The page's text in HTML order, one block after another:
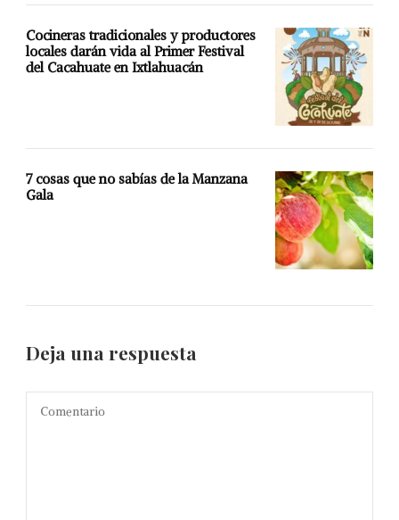
Cocineras tradicionales y productores
locales darán vida al Primer Festival
del Cacahuate en Ixtlahuacán
7 cosas que no sabías de la Manzana
Gala
Deja una respuesta